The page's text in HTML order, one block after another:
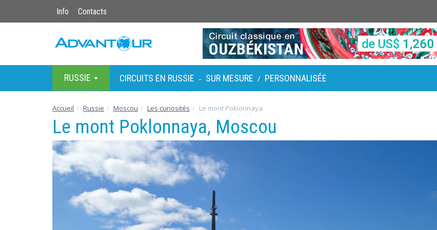
Info Contacts
RUSSIE CIRCUITS EN RUSSIE - SUR MESURE / PERSONNALISÉE
Accueil Russie Moscou Les curiosités Le mont Poklonnaya
Le mont Poklonnaya, Moscou